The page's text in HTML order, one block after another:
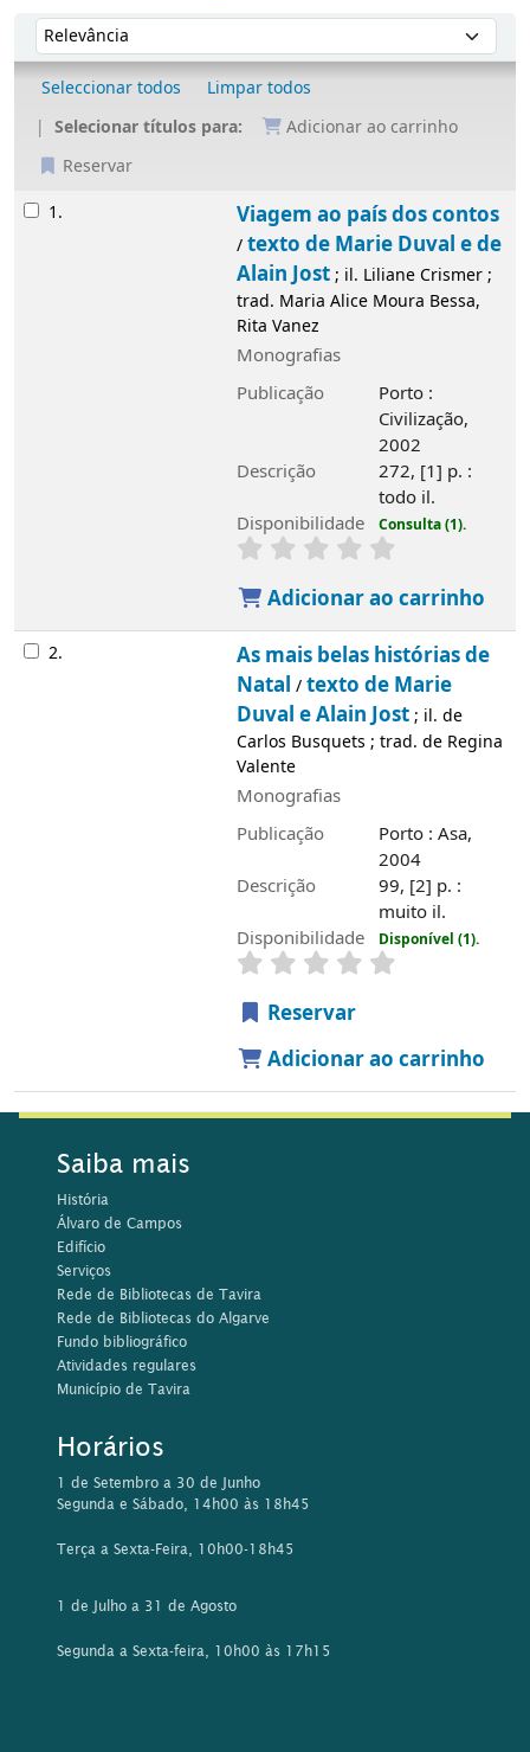
Ordenar
Ordenar por:
Seleccionar todos
Limpar todos
Selecionar títulos para:
Adicionar ao carrinho
Reservar
Resultados
1. Viagem ao país dos contos
/texto de Marie Duval e de
Alain Jost; il. Liliane Crismer ;
trad. Maria Alice Moura Bessa,
Rita Vanez
Monografias
Publicação
Porto :
Civilização,
2002
Descrição
272, [1] p. :
todo il.
Disponibilidade
Consulta (1).
Adicionar ao carrinho
2.
As mais belas histórias de
Natal /texto de Marie
Duval e Alain Jost; il. de
Carlos Busquets ; trad. de Regina
Valente
Monografias
Publicação
Porto : Asa,
2004
Descrição
99, [2] p. :
muito il.
Disponibilidade
Disponível (1).
Reservar
Adicionar ao carrinho
Saiba mais
História
Álvaro de Campos
Edifício
Serviços
Rede de Bibliotecas de Tavira
Rede de Bibliotecas do Algarve
Fundo bibliográfico
Atividades regulares
Município de Tavira
Horários
1 de Setembro a 30 de Junho
Segunda e Sábado, 14h00 às 18h45
Terça a Sexta-Feira, 10h00-18h45
1 de Julho a 31 de Agosto
Segunda a Sexta-feira, 10h00 às 17h15